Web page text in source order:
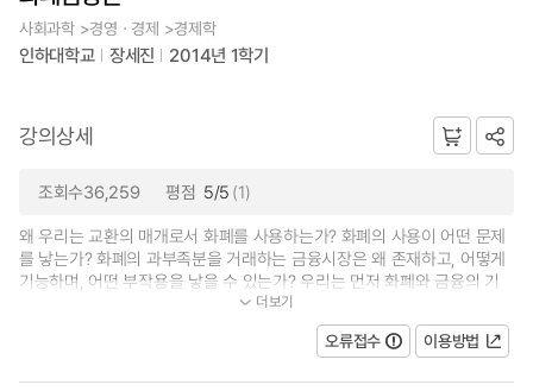
사회과학 >경영ㆍ경제 >경제학
인하대학교 장세진 2014년 1학기
강의상세
조회수36,259 평점 5/5 (1)
왜 우리는 교환의 매개로서 화폐를 사용하는가? 화폐의 사용이 어떤 문제
를 낳는가? 화폐의 과부족분을 거래하는 금융시장은 왜 존재하고, 어떻게
기능하며, 어떤 부작용을 낳을 수 있는가? 우리는 먼저 화폐와 금융의 기
본원리를 학습한 후, 이자율과 자... 더보기
오류접수 이용방법